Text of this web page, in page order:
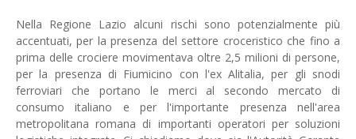
Nella Regione Lazio alcuni rischi sono potenzialmente più
accentuati, per la presenza del settore croceristico che fino a
prima delle crociere movimentava oltre 2,5 milioni di persone,
per la presenza di Fiumicino con l'ex Alitalia, per gli snodi
ferroviari che portano le merci al secondo mercato di
consumo italiano e per l'importante presenza nell'area
metropolitana romana di importanti operatori per soluzioni